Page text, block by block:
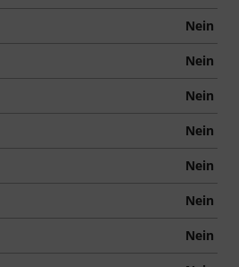
Nein
Nein
Nein
Nein
Nein
Nein
Nein